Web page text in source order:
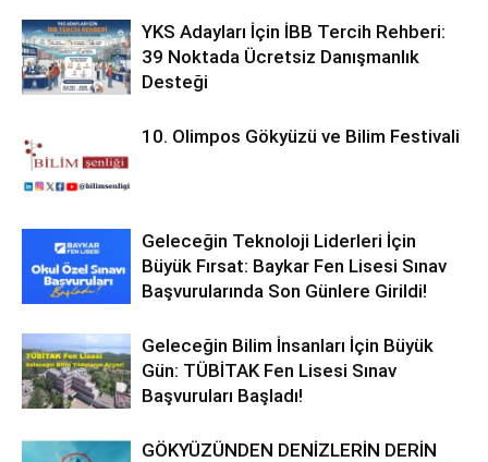
YKS Adayları İçin İBB Tercih Rehberi:
39 Noktada Ücretsiz Danışmanlık
Desteği
10. Olimpos Gökyüzü ve Bilim Festivali
Geleceğin Teknoloji Liderleri İçin
Büyük Fırsat: Baykar Fen Lisesi Sınav
Başvurularında Son Günlere Girildi!
Geleceğin Bilim İnsanları İçin Büyük
Gün: TÜBİTAK Fen Lisesi Sınav
Başvuruları Başladı!
GÖKYÜZÜNDEN DENİZLERİN DERİN